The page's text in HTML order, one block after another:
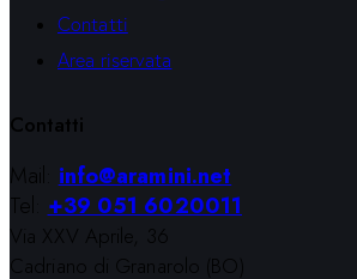
Contatti
Area riservata
Contatti
Mail: info@aramini.net
Tel: +39 051 6020011
Via XXV Aprile, 36
Cadriano di Granarolo (BO)